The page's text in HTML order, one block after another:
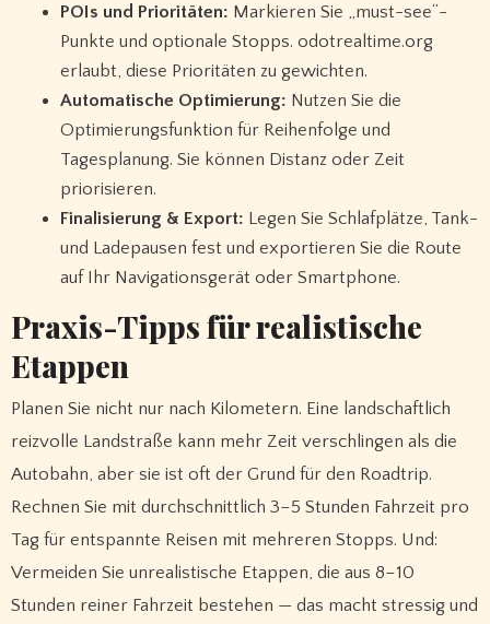
POIs und Prioritäten: Markieren Sie „must-see“-
Punkte und optionale Stopps. odotrealtime.org
erlaubt, diese Prioritäten zu gewichten.
Automatische Optimierung: Nutzen Sie die
Optimierungsfunktion für Reihenfolge und
Tagesplanung. Sie können Distanz oder Zeit
priorisieren.
Finalisierung & Export: Legen Sie Schlafplätze, Tank-
und Ladepausen fest und exportieren Sie die Route
auf Ihr Navigationsgerät oder Smartphone.
Praxis-Tipps für realistische
Etappen
Planen Sie nicht nur nach Kilometern. Eine landschaftlich
reizvolle Landstraße kann mehr Zeit verschlingen als die
Autobahn, aber sie ist oft der Grund für den Roadtrip.
Rechnen Sie mit durchschnittlich 3–5 Stunden Fahrzeit pro
Tag für entspannte Reisen mit mehreren Stopps. Und:
Vermeiden Sie unrealistische Etappen, die aus 8–10
Stunden reiner Fahrzeit bestehen — das macht stressig und